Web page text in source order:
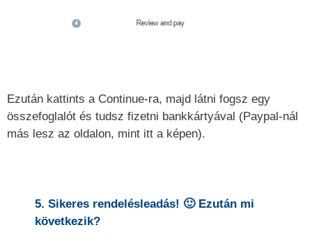
Ezután kattints a Continue-ra, majd látni fogsz egy
összefoglalót és tudsz fizetni bankkártyával (Paypal-nál
más lesz az oldalon, mint itt a képen).
5. Sikeres rendelésleadás! 🙂 Ezután mi
következik?